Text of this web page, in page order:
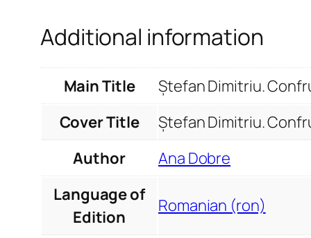
Additional information
Main Title
Ștefan Dimitriu.
Cover Title
Ștefan Dimitriu.
Author
Ana Dobre
Language of
Edition
Romanian (ron)